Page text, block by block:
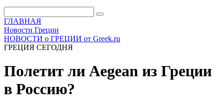
ГЛАВНАЯ
Новости Греции
НОВОСТИ о ГРЕЦИИ от Greek.ru
ГРЕЦИЯ СЕГОДНЯ
Полетит ли Aegean из Греции
в Россию?